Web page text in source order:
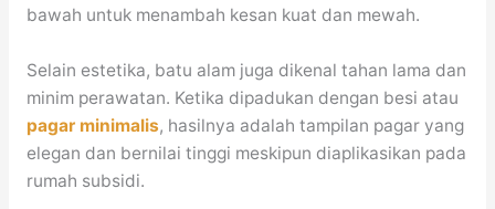
bawah untuk menambah kesan kuat dan mewah.
Selain estetika, batu alam juga dikenal tahan lama dan
minim perawatan. Ketika dipadukan dengan besi atau
pagar minimalis, hasilnya adalah tampilan pagar yang
elegan dan bernilai tinggi meskipun diaplikasikan pada
rumah subsidi.